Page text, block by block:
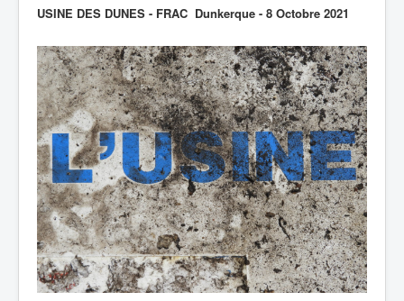
USINE DES DUNES - FRAC Dunkerque - 8 Octobre 2021